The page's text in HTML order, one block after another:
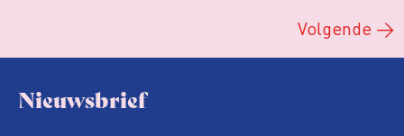
Volgende →
Nieuwsbrief